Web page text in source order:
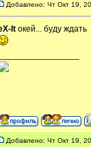
Добавлено: Чт Окт 19,
It окей... буду ждать
Добавлено: Чт Окт 19,